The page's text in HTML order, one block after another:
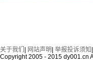
关于我们 网站声明 举报投诉须知
Copyright 2005 - 2015 dy001.cn